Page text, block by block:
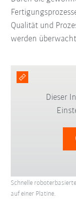
Qualität und
werden
Dieser
Schnelle
auf einer Platine.